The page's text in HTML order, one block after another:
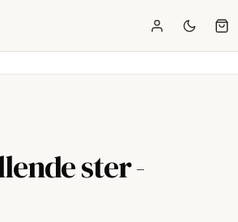
ster -